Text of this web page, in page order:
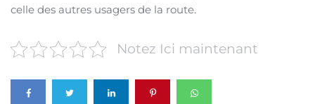
celle des autres usagers de la route.
Notez Ici maintenant